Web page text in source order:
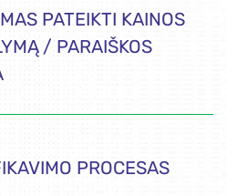
PATEIKTI KAINOS
/ PARAIŠKOS
PROCESAS